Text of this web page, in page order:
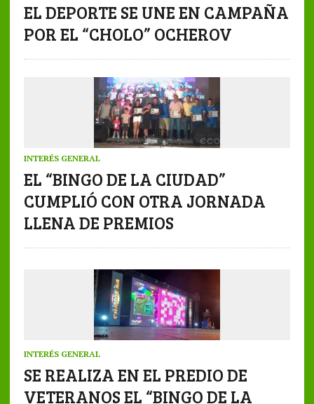
EL DEPORTE SE UNE EN CAMPAÑA
POR EL “CHOLO” OCHEROV
INTERÉS GENERAL
EL “BINGO DE LA CIUDAD”
CUMPLIÓ CON OTRA JORNADA
LLENA DE PREMIOS
INTERÉS GENERAL
SE REALIZA EN EL PREDIO DE
VETERANOS EL “BINGO DE LA